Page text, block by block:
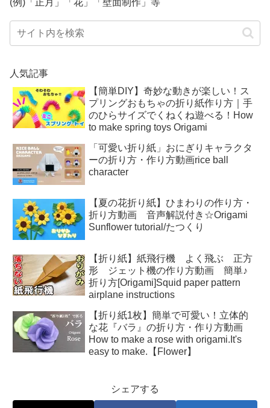
(例)「正月」「花」「壁面制作」等
人気記事
【簡単DIY】奇妙な動きが楽しい！ス
プリングおもちゃの折り紙作り方｜手
のひらサイズでくねくね遊べる！How
to make spring toys Origami
「可愛い折り紙」おにぎりキャラクタ
ーの折り方・作り方動画rice ball
character
【夏の花折り紙】ひまわりの作り方・
折り方動画 音声解説付き☆Origami
Sunflower tutorial/たつくり
【折り紙】紙飛行機 よく飛ぶ 正方
形 ジェット機の作り方動画 簡単♪
折り方[Origami]Squid paper pattern
airplane instructions
【折り紙1枚】簡単で可愛い！立体的
な花『バラ』の折り方・作り方動画
How to make a rose with origami.It's
easy to make.【Flower】
シェアする